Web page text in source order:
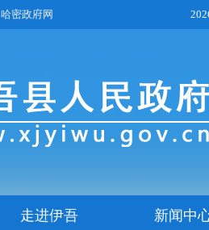
哈密政府网
走进伊吾 新闻中